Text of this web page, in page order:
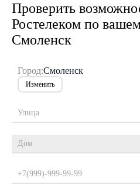
Проверить
Ростелеком по
Смоленск
Город:Смоленск
Изменить